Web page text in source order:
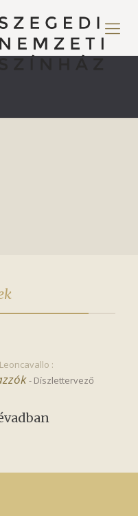
:
- Díszlettervező